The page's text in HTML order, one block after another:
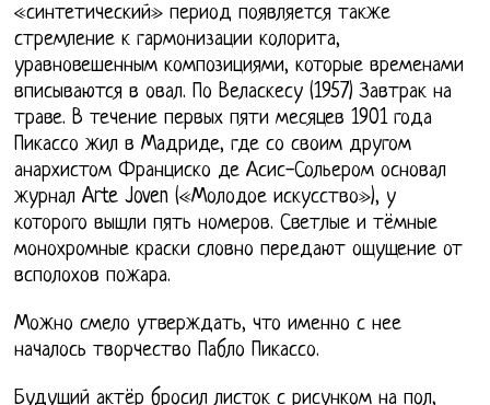
«синтетический» период появляется также
стремление к гармонизации колорита,
уравновешенным композициями, которые временами
вписываются в овал. По Веласкесу (1957) Завтрак на
траве. В течение первых пяти месяцев 1901 года
Пикассо жил в Мадриде, где со своим другом
анархистом Франциско де Асис-Сольером основал
журнал Arte Joven («Молодое искусство»), у
которого вышли пять номеров. Светлые и тёмные
монохромные краски словно передают ощущение от
всполохов пожара.
Можно смело утверждать, что именно с нее
началось творчество Пабло Пикассо.
Будущий актёр бросил листок с рисунком на пол,